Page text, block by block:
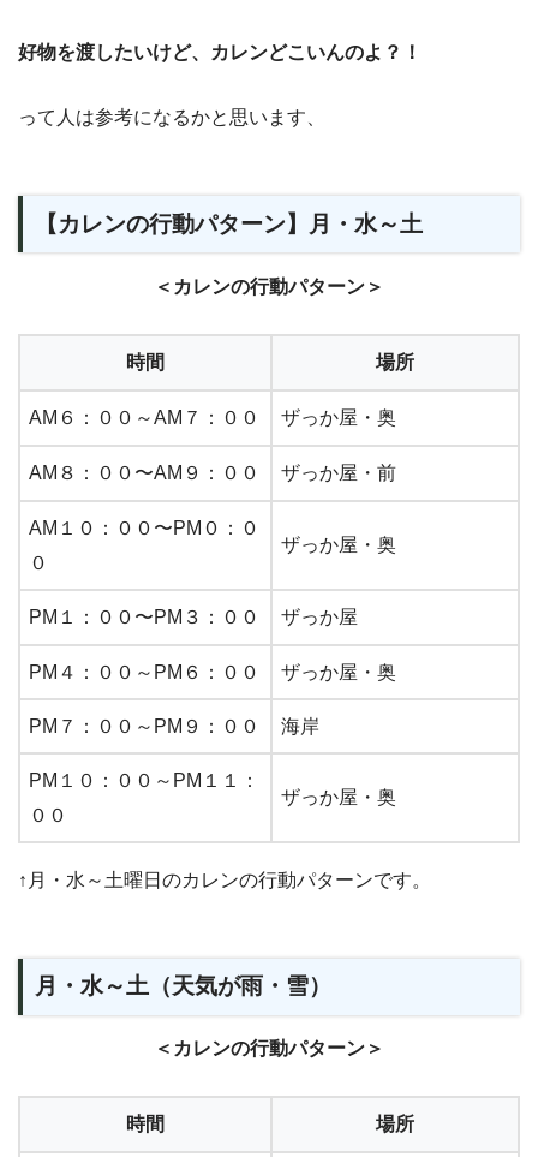
好物を渡したいけど、カレンどこいんのよ？！
って人は参考になるかと思います、
【カレンの行動パターン】月・水～土
＜カレンの行動パターン＞
時間 場所
AM６：００～AM７：００ ザっか屋・奥
AM８：００〜AM９：００ ザっか屋・前
AM１０：００〜PM０：０
０
ザっか屋・奥
PM１：００〜PM３：００ ザっか屋
PM４：００～PM６：００ ザっか屋・奥
PM７：００～PM９：００ 海岸
PM１０：００～PM１１：
００
ザっか屋・奥
↑月・水～土曜日のカレンの行動パターンです。
月・水～土（天気が雨・雪）
＜カレンの行動パターン＞
時間 場所